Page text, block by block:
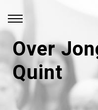
Over
Quint